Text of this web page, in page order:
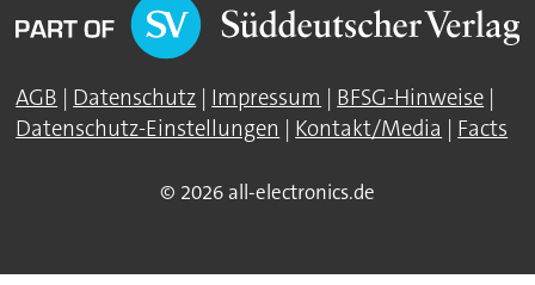
AGB | Datenschutz | Impressum | BFSG-Hinweise |
Datenschutz-Einstellungen | Kontakt/Media | Facts
© 2026 all-electronics.de